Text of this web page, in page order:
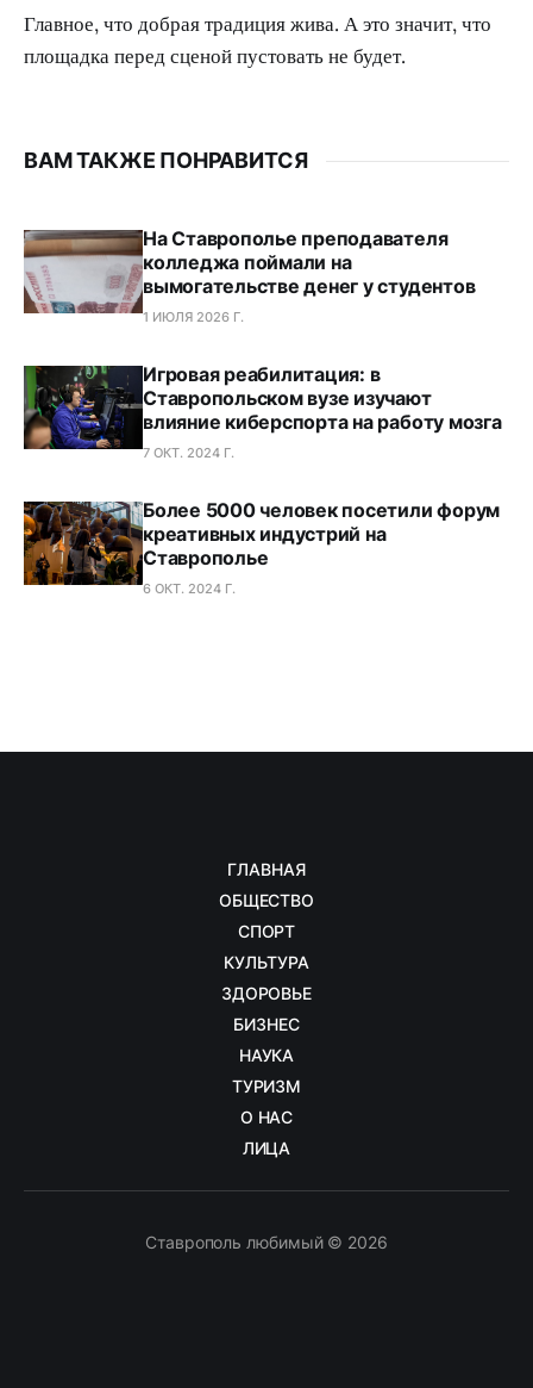
Главное, что добрая традиция жива. А это значит, что
площадка перед сценой пустовать не будет.
ВАМ ТАКЖЕ ПОНРАВИТСЯ
На Ставрополье преподавателя
колледжа поймали на
вымогательстве денег у студентов
1 ИЮЛЯ 2026 Г.
Игровая реабилитация: в
Ставропольском вузе изучают
влияние киберспорта на работу мозга
7 ОКТ. 2024 Г.
Более 5000 человек посетили форум
креативных индустрий на
Ставрополье
6 ОКТ. 2024 Г.
ГЛАВНАЯ
ОБЩЕСТВО
СПОРТ
КУЛЬТУРА
ЗДОРОВЬЕ
БИЗНЕС
НАУКА
ТУРИЗМ
О НАС
ЛИЦА
Ставрополь любимый © 2026